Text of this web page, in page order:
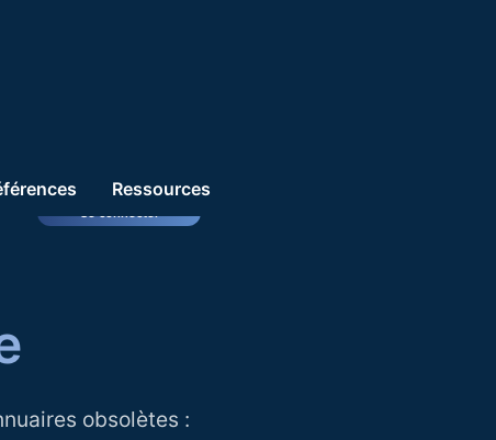
Ressources
obsolètes :